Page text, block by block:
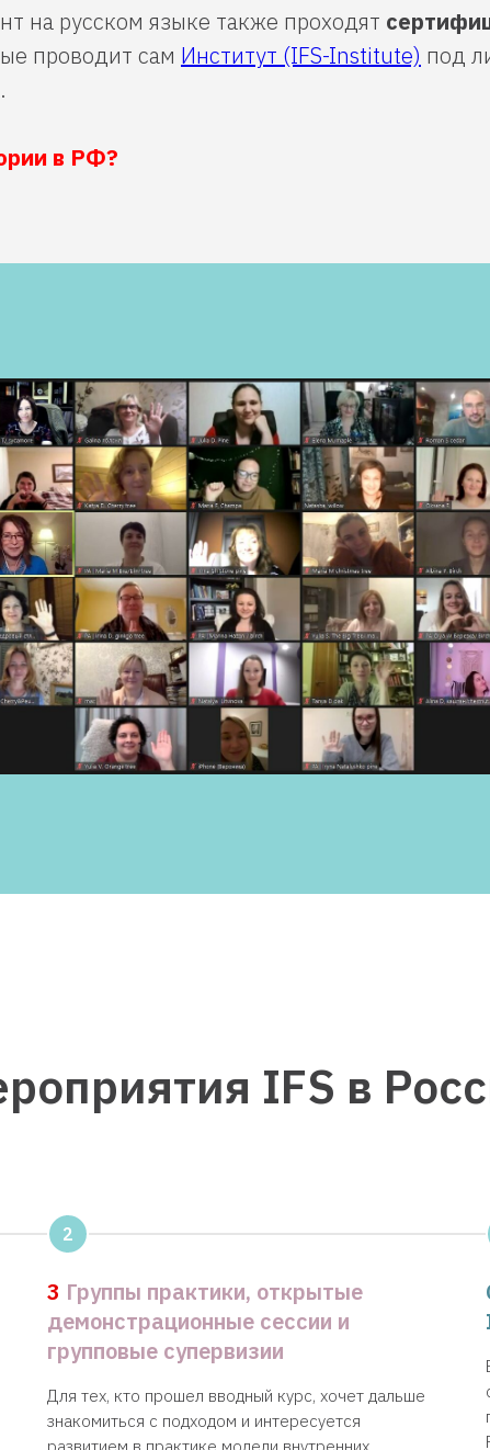
на русском языке также проходят
проводит сам Институт (IFS-Institute) под
в РФ?
IFS в
2
3 Группы практики, открытые
демонстрационные сессии и
групповые супервизии
Для тех, кто прошел вводный курс, хочет дальше
знакомиться с подходом и интересуется
развитием в практике модели внутренних